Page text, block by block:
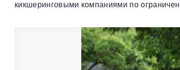
кикшеринговыми компаниями по